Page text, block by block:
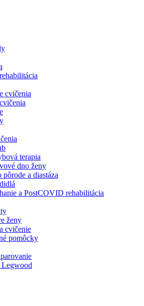
cvičenia
terapia
dno ženy
a diastáza
a PostCOVID rehabilitácia
ženy
cvičenie
pomôcky
Legwood